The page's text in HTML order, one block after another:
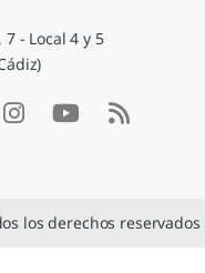
- Local 4 y 5
los derechos reservados